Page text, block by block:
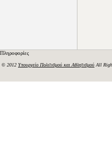
Πληροφορίες
© 2012 Υπουργείο Πολιτισμού και Αθλητισμού All